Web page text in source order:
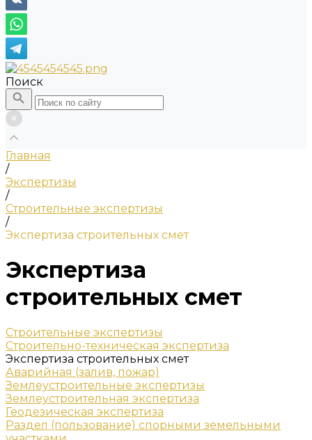
Поиск
Главная
/
Экспертизы
/
Строительные экспертизы
/
Экспертиза строительных смет
Экспертиза
строительных смет
Строительные экспертизы
Строительно-техническая экспертиза
Экспертиза строительных смет
Аварийная (залив, пожар)
Землеустроительные экспертизы
Землеустроительная экспертиза
Геодезическая экспертиза
Раздел (пользование) спорными земельными